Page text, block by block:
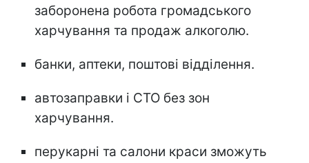
заборонена робота громадського
харчування та продаж алкоголю.
банки, аптеки, поштові відділення.
автозаправки і СТО без зон
харчування.
перукарні та салони краси зможуть